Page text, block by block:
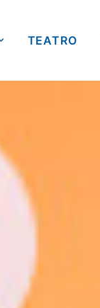
TEATRO